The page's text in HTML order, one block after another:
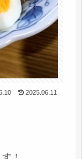
2025.06.11